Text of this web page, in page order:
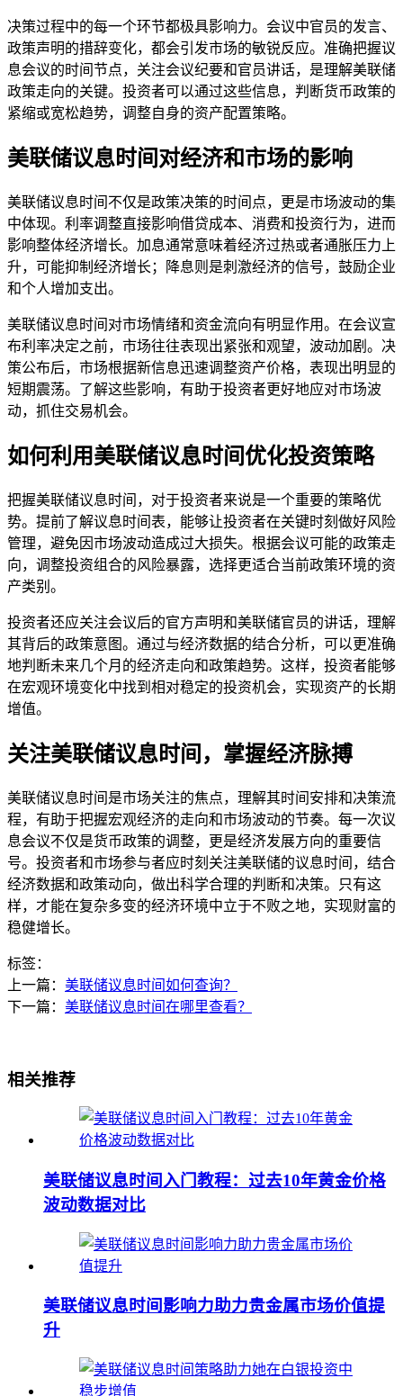
决策过程中的每一个环节都极具影响力。会议中官员的发言、
政策声明的措辞变化，都会引发市场的敏锐反应。准确把握议
息会议的时间节点，关注会议纪要和官员讲话，是理解美联储
政策走向的关键。投资者可以通过这些信息，判断货币政策的
紧缩或宽松趋势，调整自身的资产配置策略。
美联储议息时间对经济和市场的影响
美联储议息时间不仅是政策决策的时间点，更是市场波动的集
中体现。利率调整直接影响借贷成本、消费和投资行为，进而
影响整体经济增长。加息通常意味着经济过热或者通胀压力上
升，可能抑制经济增长；降息则是刺激经济的信号，鼓励企业
和个人增加支出。
美联储议息时间对市场情绪和资金流向有明显作用。在会议宣
布利率决定之前，市场往往表现出紧张和观望，波动加剧。决
策公布后，市场根据新信息迅速调整资产价格，表现出明显的
短期震荡。了解这些影响，有助于投资者更好地应对市场波
动，抓住交易机会。
如何利用美联储议息时间优化投资策略
把握美联储议息时间，对于投资者来说是一个重要的策略优
势。提前了解议息时间表，能够让投资者在关键时刻做好风险
管理，避免因市场波动造成过大损失。根据会议可能的政策走
向，调整投资组合的风险暴露，选择更适合当前政策环境的资
产类别。
投资者还应关注会议后的官方声明和美联储官员的讲话，理解
其背后的政策意图。通过与经济数据的结合分析，可以更准确
地判断未来几个月的经济走向和政策趋势。这样，投资者能够
在宏观环境变化中找到相对稳定的投资机会，实现资产的长期
增值。
关注美联储议息时间，掌握经济脉搏
美联储议息时间是市场关注的焦点，理解其时间安排和决策流
程，有助于把握宏观经济的走向和市场波动的节奏。每一次议
息会议不仅是货币政策的调整，更是经济发展方向的重要信
号。投资者和市场参与者应时刻关注美联储的议息时间，结合
经济数据和政策动向，做出科学合理的判断和决策。只有这
样，才能在复杂多变的经济环境中立于不败之地，实现财富的
稳健增长。
标签：
上一篇： 美联储议息时间如何查询？
下一篇： 美联储议息时间在哪里查看？
相关推荐
美联储议息时间入门教程：过去10年黄金价格
波动数据对比
美联储议息时间影响力助力贵金属市场价值提
升